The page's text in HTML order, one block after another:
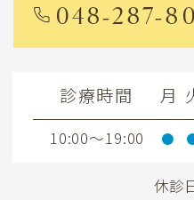
048-287-
診療時間 月
10:00～19:00 ●
休診